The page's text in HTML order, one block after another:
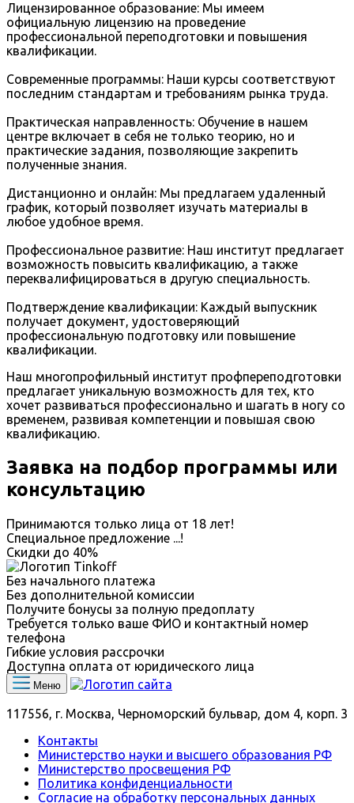
Лицензированное образование: Мы имеем
официальную лицензию на проведение
профессиональной переподготовки и повышения
квалификации.
Современные программы: Наши курсы соответствуют
последним стандартам и требованиям рынка труда.
Практическая направленность: Обучение в нашем
центре включает в себя не только теорию, но и
практические задания, позволяющие закрепить
полученные знания.
Дистанционно и онлайн: Мы предлагаем удаленный
график, который позволяет изучать материалы в
любое удобное время.
Профессиональное развитие: Наш институт предлагает
возможность повысить квалификацию, а также
переквалифицироваться в другую специальность.
Подтверждение квалификации: Каждый выпускник
получает документ, удостоверяющий
профессиональную подготовку или повышение
квалификации.
Наш многопрофильный институт профпереподготовки
предлагает уникальную возможность для тех, кто
хочет развиваться профессионально и шагать в ногу со
временем, развивая компетенции и повышая свою
квалификацию.
Заявка на подбор программы или
консультацию
Принимаются только лица от 18 лет!
Специальное предложение ...!
Скидки до 40%
Без начального платежа
Без дополнительной комиссии
Получите бонусы за полную предоплату
Требуется только ваше ФИО и контактный номер
телефона
Гибкие условия рассрочки
Доступна оплата от юридического лица
Меню
117556, г. Москва, Черноморский бульвар, дом 4, корп. 3
Контакты
Министерство науки и высшего образования РФ
Министерство просвещения РФ
Политика конфиденциальности
Согласие на обработку персональных данных